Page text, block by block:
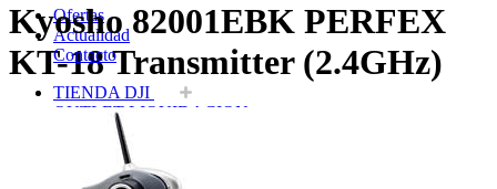
Ofertas
Actualidad
Contacto
TIENDA DJI
OUTLET LIQUIDACION
DRONES Y FPV
AVIONES RC
COCHES RC
Kyosho 82001EBK PERFEX
KT-18 Transmitter (2.4GHz)